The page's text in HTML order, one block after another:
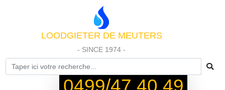
LOODGIETER DE MEUTERS
- SINCE 1974 -
0499/47.40.49